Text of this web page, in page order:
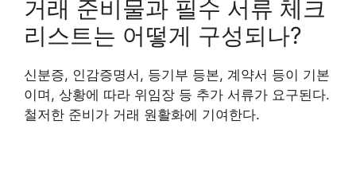
거래 준비물과 필수 서류 체크
리스트는 어떻게 구성되나?
신분증, 인감증명서, 등기부 등본, 계약서 등이 기본
이며, 상황에 따라 위임장 등 추가 서류가 요구된다.
철저한 준비가 거래 원활화에 기여한다.